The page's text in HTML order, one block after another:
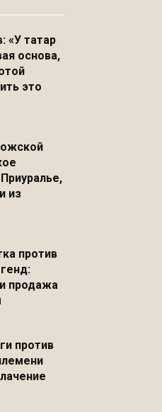
«У татар
основа,
это
из
против
продажа
против